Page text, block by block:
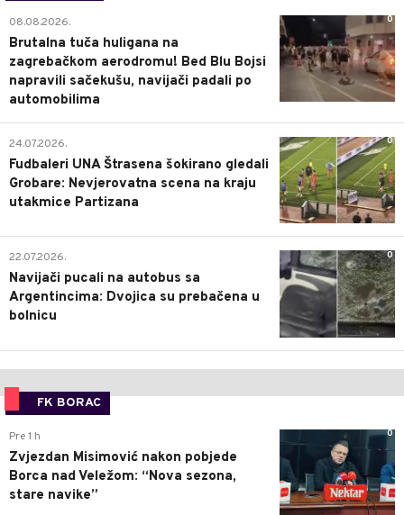
0
08.08.2026.
Brutalna tuča huligana na
zagrebačkom aerodromu! Bed Blu Bojsi
napravili sačekušu, navijači padali po
automobilima
0
24.07.2026.
Fudbaleri UNA Štrasena šokirano gledali
Grobare: Nevjerovatna scena na kraju
utakmice Partizana
0
22.07.2026.
Navijači pucali na autobus sa
Argentincima: Dvojica su prebačena u
bolnicu
FK BORAC
0
Pre 1 h
Zvjezdan Misimović nakon pobjede
Borca nad Veležom: “Nova sezona,
stare navike”